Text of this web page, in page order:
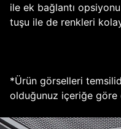
ile ek bağlantı
tuşu ile de renkleri
*Ürün görselleri
olduğunuz içeriğe